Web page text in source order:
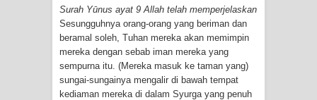
Surah Yūnus ayat 9 Allah telah memperjelaskan
Sesungguhnya orang-orang yang beriman dan
beramal soleh, Tuhan mereka akan memimpin
mereka dengan sebab iman mereka yang
sempurna itu. (Mereka masuk ke taman yang)
sungai-sungainya mengalir di bawah tempat
kediaman mereka di dalam Syurga yang penuh